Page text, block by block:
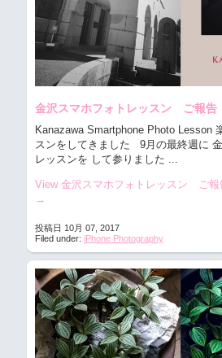
金沢スマホフォトレッスン ご報
Kanazawa Smartphone Photo Lesson
スンをしてきました
9月の最終週に
レッスンを して参りました ...
View 金沢スマホフォトレッスン ご
→
投稿日 10月 07, 2017
Filed under: iPhone Photography